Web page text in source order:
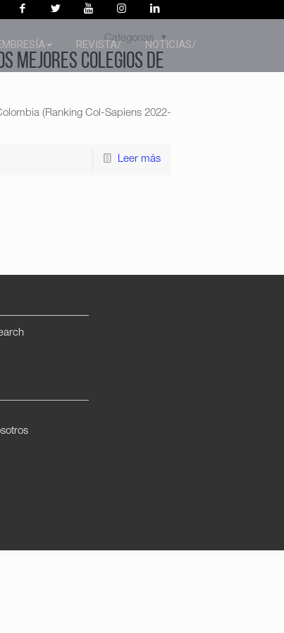
REVISTA/ NOTICIAS/
Categorias
mejores colegios de
(Ranking Col-Sapiens 2022-
Leer más